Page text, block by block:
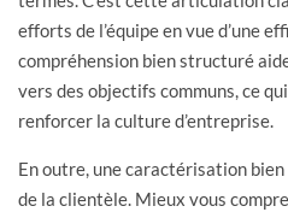
efforts de l’équipe en vue d’une
compréhension bien structuré
vers des objectifs communs, ce
renforcer la culture d’entreprise.
En outre, une caractérisation
de la clientèle. Mieux vous